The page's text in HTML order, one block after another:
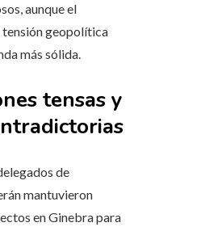
aunque el
geopolítica
más sólida.
tensas y
de
mantuvieron
en Ginebra para